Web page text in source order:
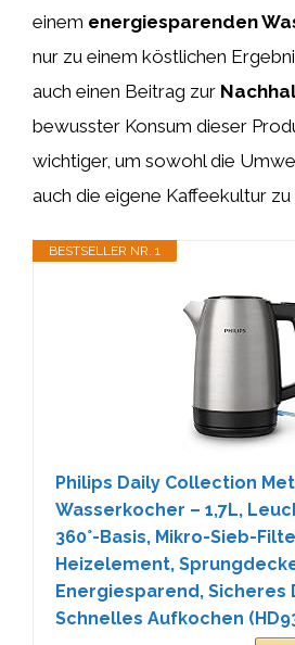
einem energiesparenden
nur zu einem köstlichen
auch einen Beitrag zur
bewusster Konsum dieser
wichtiger, um sowohl die
auch die eigene Kaffeekultur zu
BESTSELLER NR. 1
Philips Daily Collection
Wasserkocher – 1,7L,
360°-Basis, Mikro-Sieb-
Heizelement,
Energiesparend, Sicheres
Schnelles Aufkochen